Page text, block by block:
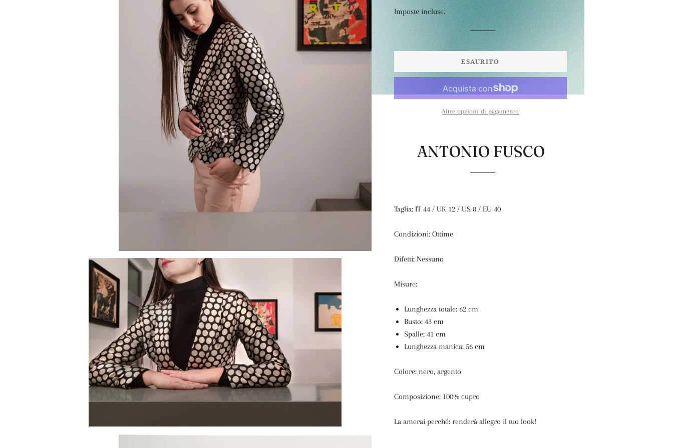
listino
Imposte incluse.
ESAURITO
Altre opzioni di pagamento
ANTONIO FUSCO
Taglia: IT 44 / UK 12 / US 8 / EU 40
Condizioni: Ottime
Difetti: Nessuno
Misure:
Lunghezza totale: 62 cm
Busto: 43 cm
Spalle: 41 cm
Lunghezza manica: 56 cm
Colore: nero, argento
Composizione: 100% cupro
La amerai perché:renderà allegro il tuo look!